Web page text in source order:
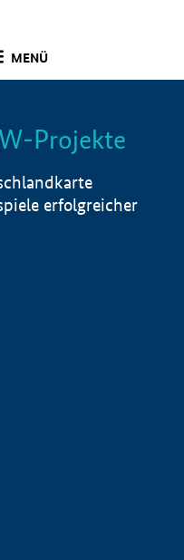
MENÜ
Info
Projekte
erfolgreicher